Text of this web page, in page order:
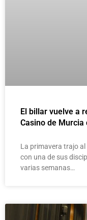
El billar vuelve a
Casino de Murcia
La primavera trajo
con una de sus
varias semanas…